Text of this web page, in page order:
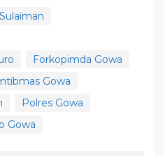
Forkopimda Gowa
Gowa
Polres Gowa
Gowa